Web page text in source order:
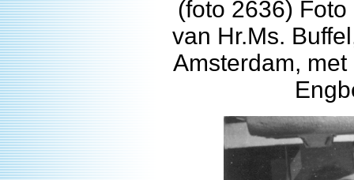
(foto 2636)
van Hr.Ms.
Amsterdam,